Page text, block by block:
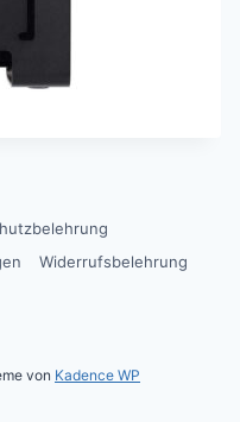
Widerrufsbelehrung
von Kadence WP